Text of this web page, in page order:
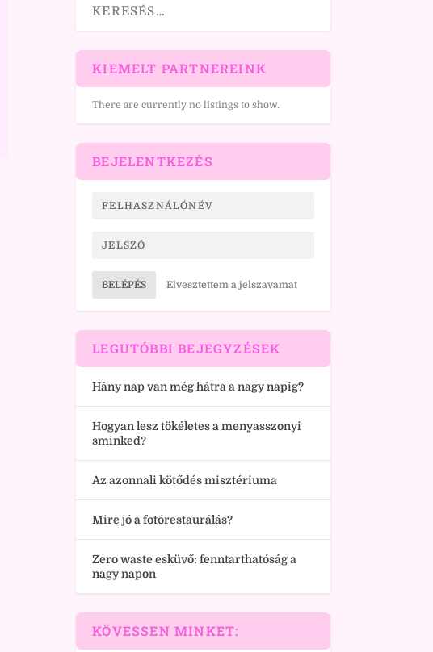
KIEMELT PARTNEREINK
There are currently no listings to show.
BEJELENTKEZÉS
BELÉPÉS Elvesztettem a jelszavamat
LEGUTÓBBI BEJEGYZÉSEK
Hány nap van még hátra a nagy napig?
Hogyan lesz tökéletes a menyasszonyi
sminked?
Az azonnali kötődés misztériuma
Mire jó a fotórestaurálás?
Zero waste esküvő: fenntarthatóság a
nagy napon
KÖVESSEN MINKET: